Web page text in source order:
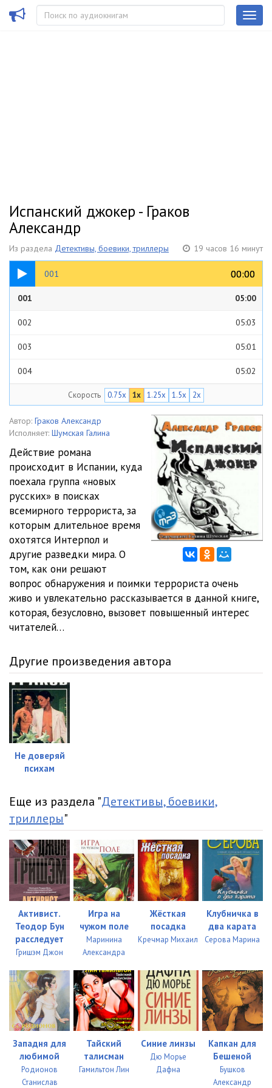
Испанский джокер - Граков
Александр
Из раздела Детективы, боевики, триллеры 19 часов 16 минут
001 00:00
00:00
05:00
001 05:00
002 05:03
003 05:01
004 05:02
006
05:01
008 05:01
009
010 05:03
011 05:02
012
013 05:03
014 05:02
016
017
018
019
020
022
023 05:00
024 05:02
025 05:02
027 05:03
028
029 05:03
030 05:02
031 05:01
05:03
033 05:06
Скорость 0.75x 1x 1.25x 1.5x 2x
Автор: Граков Александр
Исполняет: Шумская Галина
Действие романа
происходит в Испании, куда
поехала группа «новых
русских» в поисках
всемирного террориста, за
которым длительное время
охотятся Интерпол и
другие разведки мира. О
том, как они решают
вопрос обнаружения и поимки террориста очень
живо и увлекательно рассказывается в данной книге,
которая, безусловно, вызовет повышенный интерес
читателей…
Другие произведения автора
Не доверяй
психам
Еще из раздела "Детективы, боевики,
триллеры"
Активист.
Теодор Бун
расследует
Гришэм Джон
Игра на
чужом поле
Маринина
Александра
Жёсткая
посадка
Кречмар Михаил
Клубничка в
два карата
Серова Марина
Западня для
любимой
Родионов
Станислав
Тайский
талисман
Гамильтон Лин
Синие линзы
Дю Морье
Дафна
Капкан для
Бешеной
Бушков
Александр